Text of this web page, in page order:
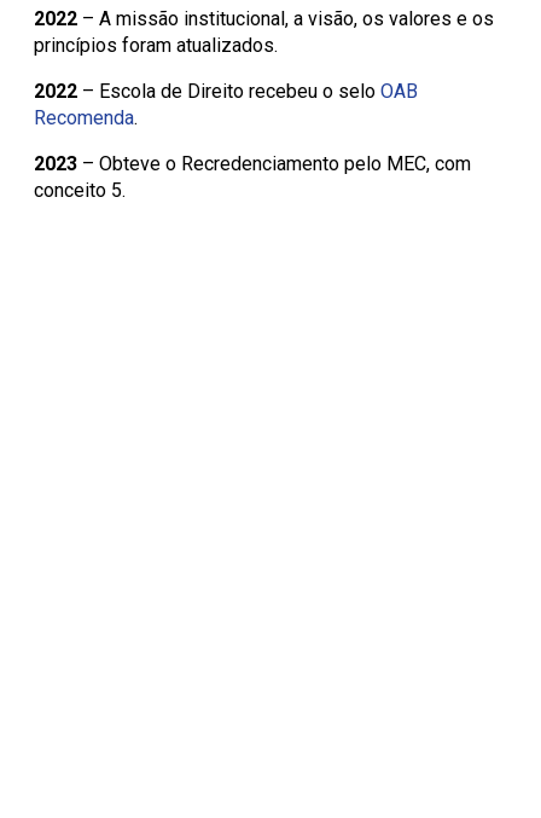
2022 – A missão institucional, a visão, os valores e os
princípios foram atualizados.
2022 – Escola de Direito recebeu o selo OAB
Recomenda.
2023 – Obteve o Recredenciamento pelo MEC, com
conceito 5.